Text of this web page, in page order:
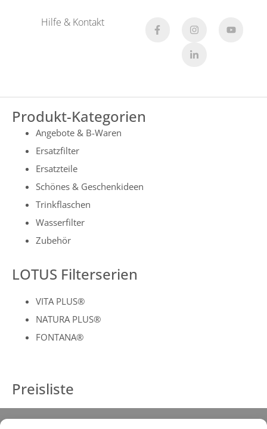
Hilfe & Kontakt
Produkt-Kategorien
Angebote & B-Waren
Ersatzfilter
Ersatzteile
Schönes & Geschenkideen
Trinkflaschen
Wasserfilter
Zubehör
LOTUS Filterserien
VITA PLUS®
NATURA PLUS®
FONTANA®
Preisliste